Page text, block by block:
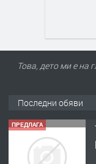
Това, дето ми е на
Последни обяви
ПРЕДЛАГА